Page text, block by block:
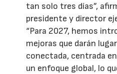
tan solo tres días”,
presidente y director
“Para 2027, hemos
mejoras que darán
conectada, centrada
un enfoque global, lo